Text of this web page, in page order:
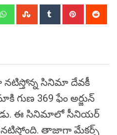
WhatsappStumbleUpon
Tumblr Pinterest
నటిస్తోన్న సినిమా దేవకీ
గుణ 369 ఫేం అర్జున్‌
ఈ సినిమాలో సీనియర్
తాజాగా మేకర్స్‌